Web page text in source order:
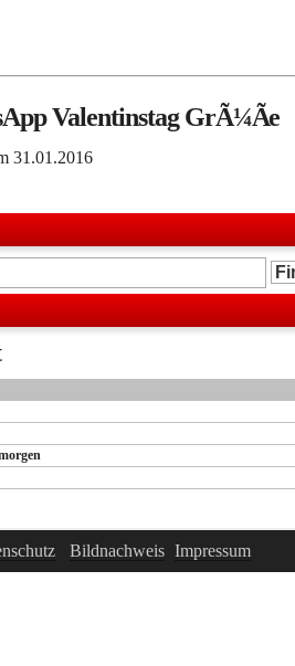
Valentinstag GrÃ¼Ãe
31.01.2016
- Bildnachweis- Impressum